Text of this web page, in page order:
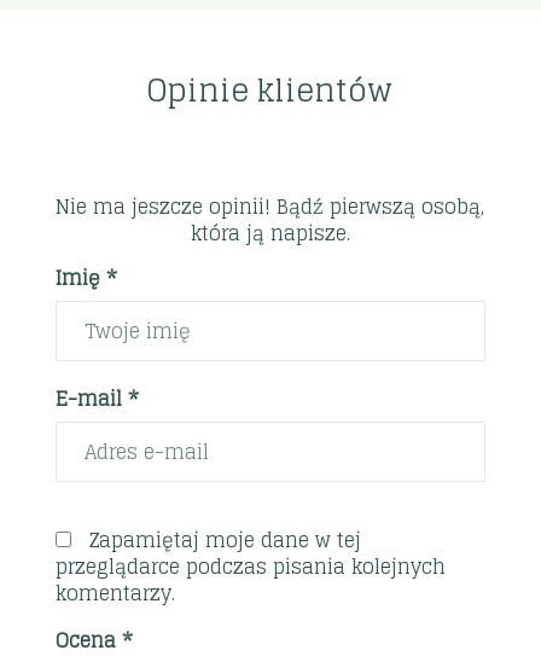
Opinie klientów
Nie ma jeszcze opinii! Bądź pierwszą osobą,
która ją napisze.
Imię *
E-mail *
Zapamiętaj moje dane w tej
przeglądarce podczas pisania kolejnych
komentarzy.
Ocena*